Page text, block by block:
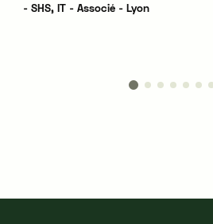
- SHS, IT - Associé - Lyon